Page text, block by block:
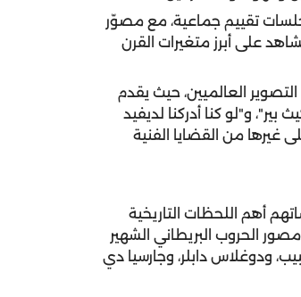
تقييم جماعية، مع مصوّر
سير دون ماكلين الذي يبلغ من العمر 83 عاماً، والشاهد على أبرز متغيرات القرن
العالميين، حيث يقدم
و"لو كنا أدركنا لديفيد
غيرها من القضايا الفنية
أهم اللحظات التاريخية
الحروب البريطاني الشهير
ودوغلاس دابلر، وجارسيا دي